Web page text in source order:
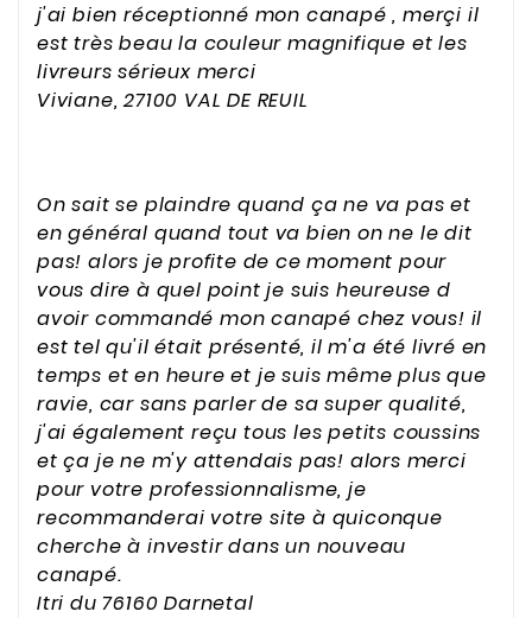
j'ai bien réceptionné mon canapé , merçi il
est très beau la couleur magnifique et les
livreurs sérieux merci
Viviane, 27100 VAL DE REUIL
On sait se plaindre quand ça ne va pas et
en général quand tout va bien on ne le dit
pas! alors je profite de ce moment pour
vous dire à quel point je suis heureuse d
avoir commandé mon canapé chez vous! il
est tel qu'il était présenté, il m'a été livré en
temps et en heure et je suis même plus que
ravie, car sans parler de sa super qualité,
j'ai également reçu tous les petits coussins
et ça je ne m'y attendais pas! alors merci
pour votre professionnalisme, je
recommanderai votre site à quiconque
cherche à investir dans un nouveau
canapé.
Itri du 76160 Darnetal